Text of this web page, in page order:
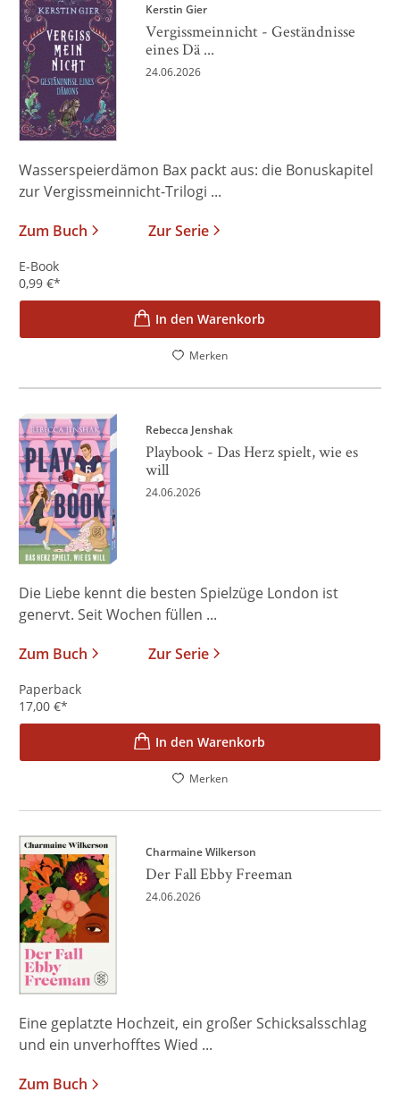
Kerstin Gier
Vergissmeinnicht - Geständnisse
eines Dä ...
24.06.2026
Wasserspeierdämon Bax packt aus: die Bonuskapitel
zur Vergissmeinnicht-Trilogi ...
Zum Buch
Zur Serie
E-Book
0,99 €*
In den Warenkorb
Merken
Rebecca Jenshak
Playbook - Das Herz spielt, wie es
will
24.06.2026
Die Liebe kennt die besten Spielzüge London ist
genervt. Seit Wochen füllen ...
Zum Buch
Zur Serie
Paperback
17,00 €*
In den Warenkorb
Merken
Charmaine Wilkerson
Der Fall Ebby Freeman
24.06.2026
Eine geplatzte Hochzeit, ein großer Schicksalsschlag
und ein unverhofftes Wied ...
Zum Buch